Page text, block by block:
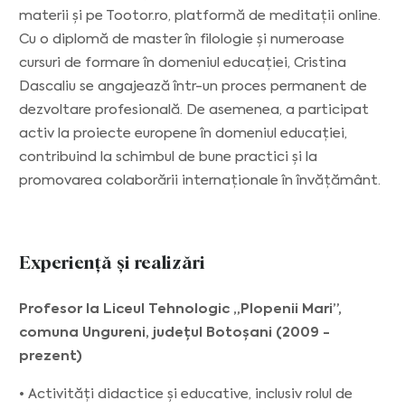
materii și pe Tootor.ro, platformă de meditații online.
Cu o diplomă de master în filologie și numeroase
cursuri de formare în domeniul educației, Cristina
Dascaliu se angajează într-un proces permanent de
dezvoltare profesională. De asemenea, a participat
activ la proiecte europene în domeniul educației,
contribuind la schimbul de bune practici și la
promovarea colaborării internaționale în învățământ.
Experiență și realizări
Profesor la Liceul Tehnologic „Plopenii Mari”,
comuna Ungureni, județul Botoșani (2009 -
prezent)
• Activități didactice și educative, inclusiv rolul de